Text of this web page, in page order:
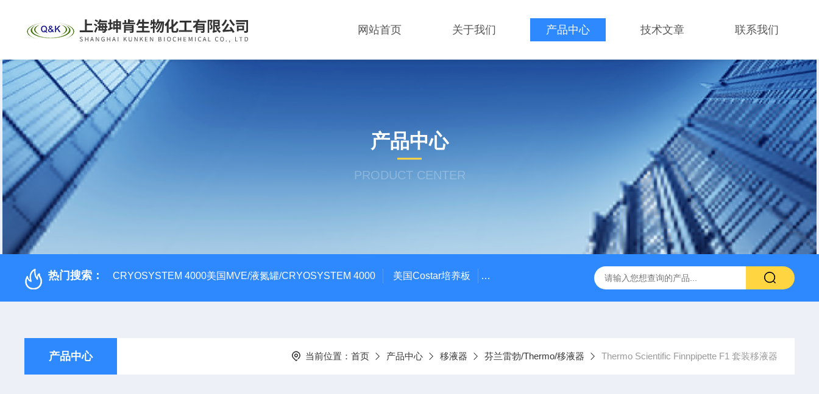
网站首页 关于我们 产品中心 技术文章 联系我们
产品中心
PRODUCT CENTER
热门搜索： CRYOSYSTEM 4000美国MVE/液氮罐/CRYOSYSTEM 4000 美国Costar培养板 美国Corning 384孔细胞培养板 安捷伦Agilent色谱柱清单1 产品价格
产品中心 当前位置： 首页 产品中心 移液器 芬兰雷勃/Thermo/移液器 Thermo Scientific Finnpipette F1 套装移液器